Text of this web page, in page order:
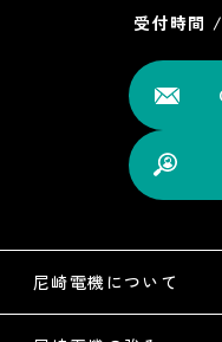
受付時間
尼崎電機について